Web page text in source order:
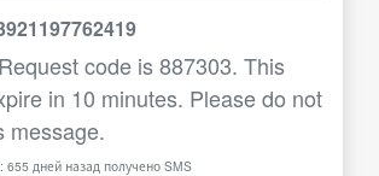
code is 887303. This
in 10 minutes. Please do not
message.
655 дней назад получено SMS